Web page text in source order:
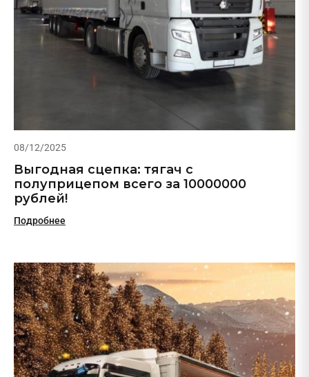
08/12/2025
Выгодная сцепка: тягач с
полуприцепом всего за 10000000
рублей!
Подробнее